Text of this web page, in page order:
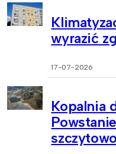
wyrazić
17-07-2026
Kopalnia